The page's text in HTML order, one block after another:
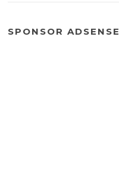
SPONSOR ADSENSE